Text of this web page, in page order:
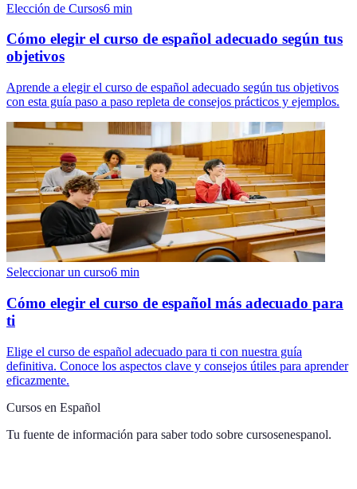
Elección de Cursos6 min
Cómo elegir el curso de español adecuado según tus
objetivos
Aprende a elegir el curso de español adecuado según tus objetivos
con esta guía paso a paso repleta de consejos prácticos y ejemplos.
Seleccionar un curso6 min
Cómo elegir el curso de español más adecuado para
ti
Elige el curso de español adecuado para ti con nuestra guía
definitiva. Conoce los aspectos clave y consejos útiles para aprender
eficazmente.
Cursos en Español
Tu fuente de información para saber todo sobre cursosenespanol.